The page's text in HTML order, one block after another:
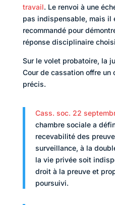
travail. Le renvoi à une
pas indispensable, mais il
recommandé pour
réponse disciplinaire
Sur le volet probatoire, la
Cour de cassation offre un
précis.
Cass. soc. 22
chambre sociale a
recevabilité des
surveillance, à la
la vie privée soit
droit à la preuve et
poursuivi.